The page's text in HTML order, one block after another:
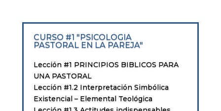
CURSO #1 "PSICOLOGIA
PASTORAL EN LA PAREJA"
Lección #1 PRINCIPIOS BIBLICOS PARA
UNA PASTORAL
Lección #1.2 Interpretación Simbólica
Existencial – Elemental Teológica